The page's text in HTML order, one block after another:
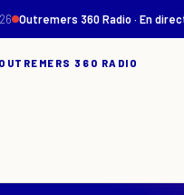
Outremers 360 Radio · En
360 RADIO